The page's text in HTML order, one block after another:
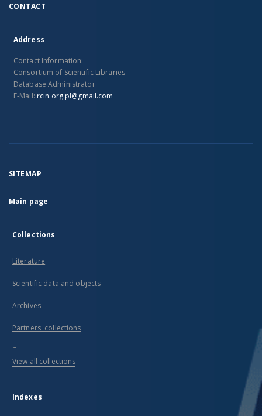
CONTACT
Address
Contact Information:
Consortium of Scientific Libraries
Database Administrator
E-Mail: rcin.org.pl@gmail.com
SITEMAP
Main page
Collections
Literature
Scientific data and objects
Archives
Partners' collections
...
View all collections
Indexes